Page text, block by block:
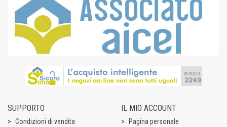
SUPPORTO
Condizioni di vendita
IL MIO ACCOUNT
Pagina personale